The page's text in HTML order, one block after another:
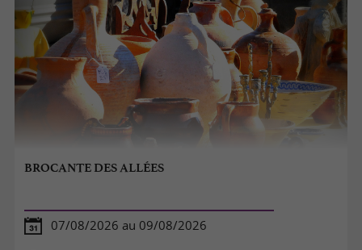
BROCANTE DES ALLÉES
07/08/2026 au 09/08/2026